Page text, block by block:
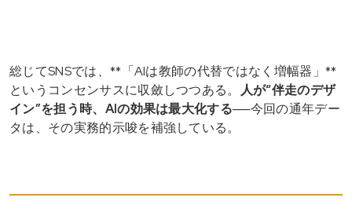
総じてSNSでは、**「AIは教師の代替ではなく増幅器」**
というコンセンサスに収斂しつつある。
人が“伴走のデザ
イン”を担う時、AIの効果は最大化する──今回の通年デー
タは、その実務的示唆を補強している。